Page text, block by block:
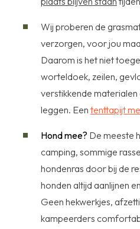
Wij proberen de
verzorgen, voor jou
Daarom is het niet
worteldoek, zeilen,
verstikkende
leggen. Een tenttapijt
Hond mee? De meeste
camping, sommige
hondenras door bij de
honden altijd aanlijnen
Geen hekwerkjes,
kampeerders